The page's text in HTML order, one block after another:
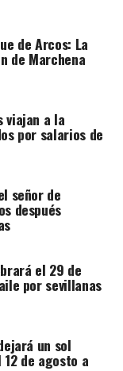
por
urbano,
queda
analizaron
detectaron
de
la Unión
y Portugal,
fiscales
el régimen
Las
que la
y circulaban
suspensivo
se sucedían
diferentes
los depósitos
de Arcos: La
de Marchena
viajan a la
por salarios de
señor de
después
el 29 de
por sevillanas
un sol
de agosto a